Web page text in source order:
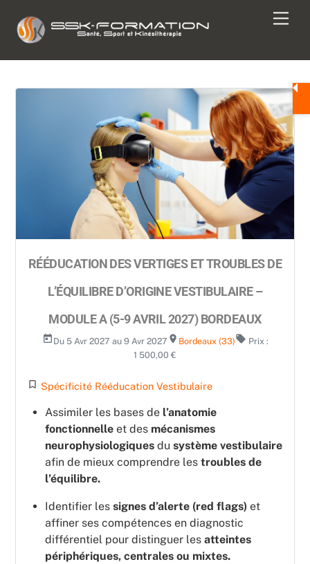
content
RÉÉDUCATION DES VERTIGES ET TROUBLES DE
L’ÉQUILIBRE D’ORIGINE VESTIBULAIRE –
MODULE A (5-9 AVRIL 2027) BORDEAUX
today Du 5 Avr 2027 au 9 Avr 2027 room Bordeaux (33)local_offer Prix :
1 500,00 €
turned_in_not Spécificité Rééducation Vestibulaire
Assimiler les bases de l’anatomie
fonctionnelle et des mécanismes
neurophysiologiques du système vestibulaire
afin de mieux comprendre les troubles de
l’équilibre.
Identifier les signes d’alerte (red flags) et
affiner ses compétences en diagnostic
différentiel pour distinguer les atteintes
périphériques, centrales ou mixtes.